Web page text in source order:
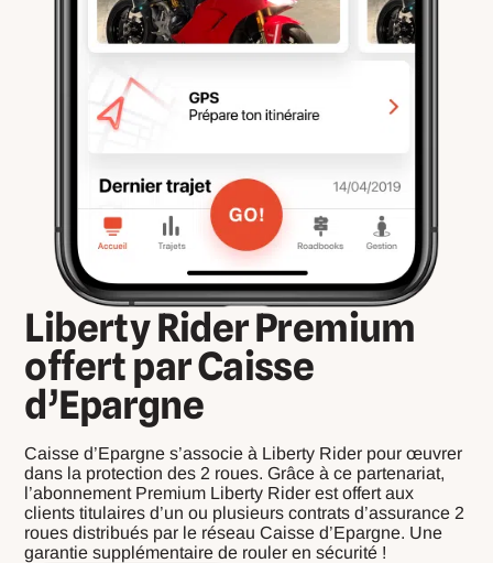
Liberty Rider Premium
offert par Caisse
d’Epargne
Caisse d’Epargne s’associe à Liberty Rider pour œuvrer
dans la protection des 2 roues. Grâce à ce partenariat,
l’abonnement Premium Liberty Rider est offert aux
clients titulaires d’un ou plusieurs contrats d’assurance 2
roues distribués par le réseau Caisse d’Epargne. Une
garantie supplémentaire de rouler en sécurité !